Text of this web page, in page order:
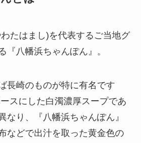
たはまし)を代表するご当地グ
『八幡浜ちゃんぽん』。
長崎のものが特に有名です
スにした白濁濃厚スープであ
なり、『八幡浜ちゃんぽん』
などで出汁を取った黄金色の